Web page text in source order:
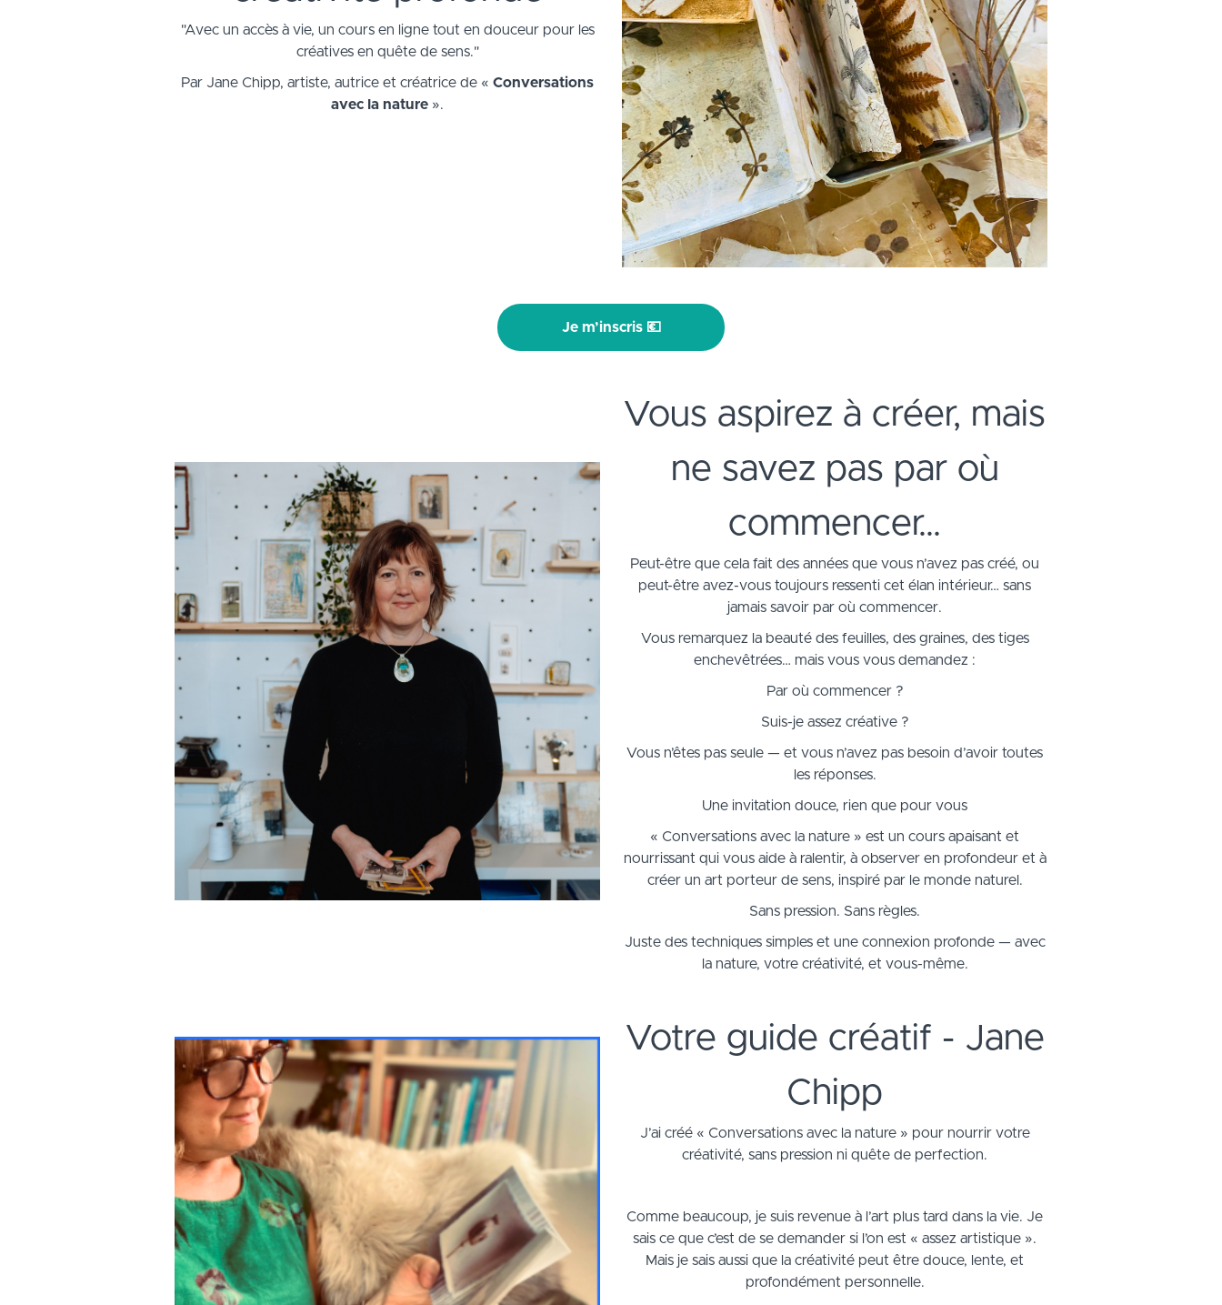
"Avec un accès à vie, un cours en ligne tout en douceur pour les
créatives en quête de sens."
Par Jane Chipp, artiste, autrice et créatrice de « Conversations
avec la nature ».
Je m’inscris 💶
Vous aspirez à créer, mais
ne savez pas par où
commencer…
Peut-être que cela fait des années que vous n’avez pas créé, ou
peut-être avez-vous toujours ressenti cet élan intérieur… sans
jamais savoir par où commencer.
Vous remarquez la beauté des feuilles, des graines, des tiges
enchevêtrées… mais vous vous demandez :
Par où commencer ?
Suis-je assez créative ?
Vous n’êtes pas seule — et vous n’avez pas besoin d’avoir toutes
les réponses.
Une invitation douce, rien que pour vous
« Conversations avec la nature » est un cours apaisant et
nourrissant qui vous aide à ralentir, à observer en profondeur et à
créer un art porteur de sens, inspiré par le monde naturel.
Sans pression. Sans règles.
Juste des techniques simples et une connexion profonde — avec
la nature, votre créativité, et vous-même.
Votre guide créatif - Jane
Chipp
J’ai créé « Conversations avec la nature » pour nourrir votre
créativité, sans pression ni quête de perfection.
Comme beaucoup, je suis revenue à l’art plus tard dans la vie. Je
sais ce que c’est de se demander si l’on est « assez artistique ».
Mais je sais aussi que la créativité peut être douce, lente, et
profondément personnelle.